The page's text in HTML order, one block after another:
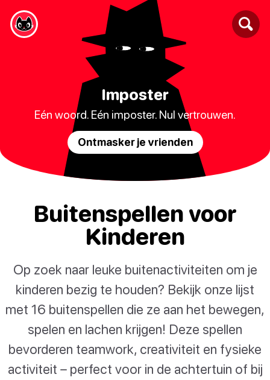
Imposter
Eén woord. Eén imposter. Nul vertrouwen.
Ontmasker je vrienden
Buitenspellen voor
Kinderen
Op zoek naar leuke buitenactiviteiten om je
kinderen bezig te houden? Bekijk onze lijst
met 16 buitenspellen die ze aan het bewegen,
spelen en lachen krijgen! Deze spellen
bevorderen teamwork, creativiteit en fysieke
activiteit – perfect voor in de achtertuin of bij